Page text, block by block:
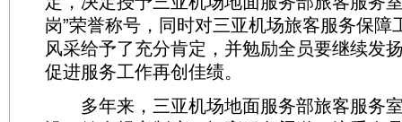
岗”荣誉称号，同时对三亚机场旅客服务保障
风采给予了充分肯定，并勉励全员要继续发
促进服务工作再创佳绩。
多年来，三亚机场地面服务部旅客服务